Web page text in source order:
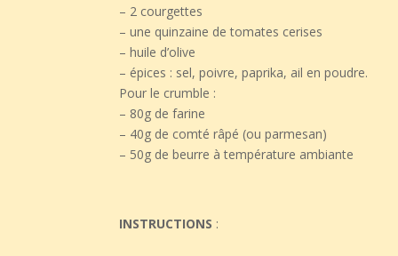
– 2 courgettes
– une quinzaine de tomates cerises
– huile d’olive
– épices : sel, poivre, paprika, ail en poudre.
Pour le crumble :
– 80g de farine
– 40g de comté râpé (ou parmesan)
– 50g de beurre à température ambiante
INSTRUCTIONS :